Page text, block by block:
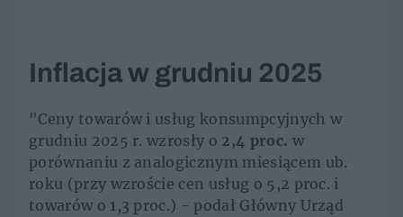
Inflacja w grudniu 2025
"Ceny towarów i usług konsumpcyjnych w
grudniu 2025 r. wzrosły o 2,4 proc. w
porównaniu z analogicznym miesiącem ub.
roku (przy wzroście cen usług o 5,2 proc. i
towarów o 1,3 proc.) - podał Główny Urząd